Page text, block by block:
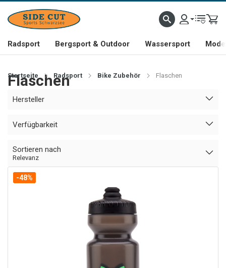
Radsport Bergsport & Outdoor Wassersport
Startseite Radsport Bike Zubehör Flaschen
Flaschen
Hersteller
Verfügbarkeit
Sortieren nach
Relevanz
-48%